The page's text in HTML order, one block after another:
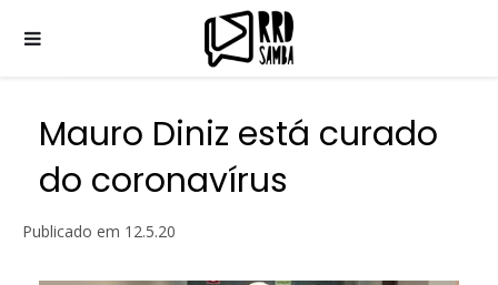
Mauro Diniz está curado
do coronavírus
Publicado em 12.5.20